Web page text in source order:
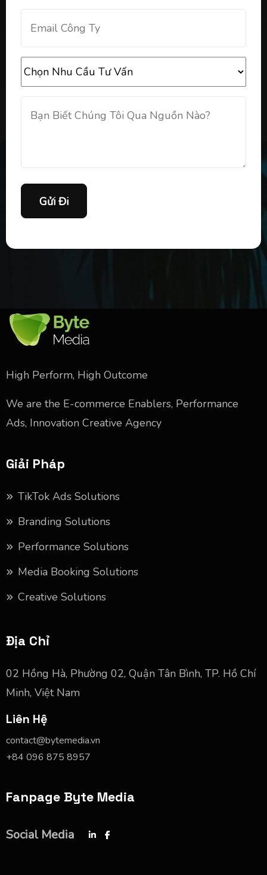
Gửi Đi
High Perform, High Outcome
We are the E-commerce Enablers, Performance
Ads, Innovation Creative Agency
Giải Pháp
TikTok Ads Solutions
Branding Solutions
Performance Solutions
Media Booking Solutions
Creative Solutions
Địa Chỉ
02 Hồng Hà, Phường 02, Quận Tân Bình, TP. Hồ Chí
Minh, Việt Nam
Liên Hệ
contact@bytemedia.vn
+84 096 875 8957
Fanpage Byte Media
Social Media